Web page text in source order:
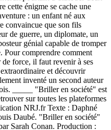
cette énigme se cache une
: un enfant né aux
convaincue que son fils
de guerre, un diplomate, un
génial capable de tromper
Pour comprendre comment
force, il faut revenir à ses
et découvrir
inventé un second auteur
_____ "Briller en société" est
sur toutes les plateformes
NRJ.fr Texte : Daphné
Daubé. "Briller en société"
Sarah Conan. Production :